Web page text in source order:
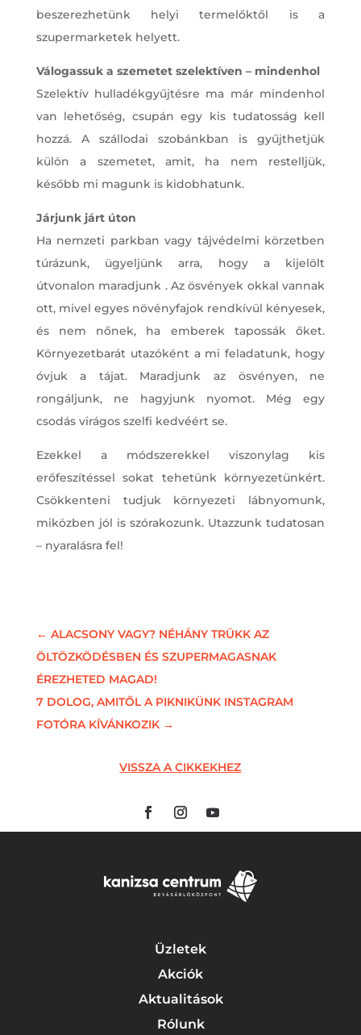
beszerezhetünk helyi termelőktől is a
szupermarketek helyett.
Válogassuk a szemetet szelektíven – mindenhol
Szelektív hulladékgyűjtésre ma már mindenhol
van lehetőség, csupán egy kis tudatosság kell
hozzá. A szállodai szobánkban is gyűjthetjük
külön a szemetet, amit, ha nem restelljük,
később mi magunk is kidobhatunk.
Járjunk járt úton
Ha nemzeti parkban vagy tájvédelmi körzetben
túrázunk, ügyeljünk arra, hogy a kijelölt
útvonalon maradjunk . Az ösvények okkal vannak
ott, mivel egyes növényfajok rendkívül kényesek,
és nem nőnek, ha emberek tapossák őket.
Környezetbarát utazóként a mi feladatunk, hogy
óvjuk a tájat. Maradjunk az ösvényen, ne
rongáljunk, ne hagyjunk nyomot. Még egy
csodás virágos szelfi kedvéért se.
Ezekkel a módszerekkel viszonylag kis
erőfeszítéssel sokat tehetünk környezetünkért.
Csökkenteni tudjuk környezeti lábnyomunk,
miközben jól is szórakozunk. Utazzunk tudatosan
– nyaralásra fel!
← ALACSONY VAGY? NÉHÁNY TRÜKK AZ
ÖLTÖZKÖDÉSBEN ÉS SZUPERMAGASNAK
ÉREZHETED MAGAD!
7 DOLOG, AMITŐL A PIKNIKÜNK INSTAGRAM
FOTÓRA KÍVÁNKOZIK→
VISSZA A CIKKEKHEZ
Üzletek
Akciók
Aktualitások
Rólunk